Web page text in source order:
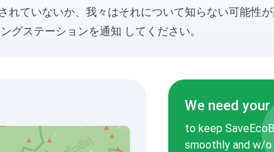
ていないか、我々はそれについて知らない可能性が
グステーションを通知 してください。
We need
to keep
smoothly and w/o